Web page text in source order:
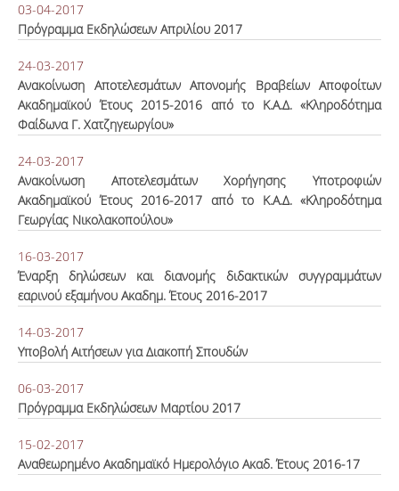
03-04-2017
Πρόγραμμα Εκδηλώσεων Απριλίου 2017
24-03-2017
Ανακοίνωση Αποτελεσμάτων Απονομής Βραβείων Αποφοίτων
Ακαδημαϊκού Έτους 2015-2016 από το Κ.Α.Δ. «Κληροδότημα
Φαίδωνα Γ. Χατζηγεωργίου»
24-03-2017
Ανακοίνωση Αποτελεσμάτων Χορήγησης Υποτροφιών
Ακαδημαϊκού Έτους 2016-2017 από το Κ.Α.Δ. «Κληροδότημα
Γεωργίας Νικολακοπούλου»
16-03-2017
Έναρξη δηλώσεων και διανομής διδακτικών συγγραμμάτων
εαρινού εξαμήνου Ακαδημ. Έτους 2016-2017
14-03-2017
Υποβολή Αιτήσεων για Διακοπή Σπουδών
06-03-2017
Πρόγραμμα Εκδηλώσεων Μαρτίου 2017
15-02-2017
Αναθεωρημένο Ακαδημαϊκό Ημερολόγιο Ακαδ. Έτους 2016-17